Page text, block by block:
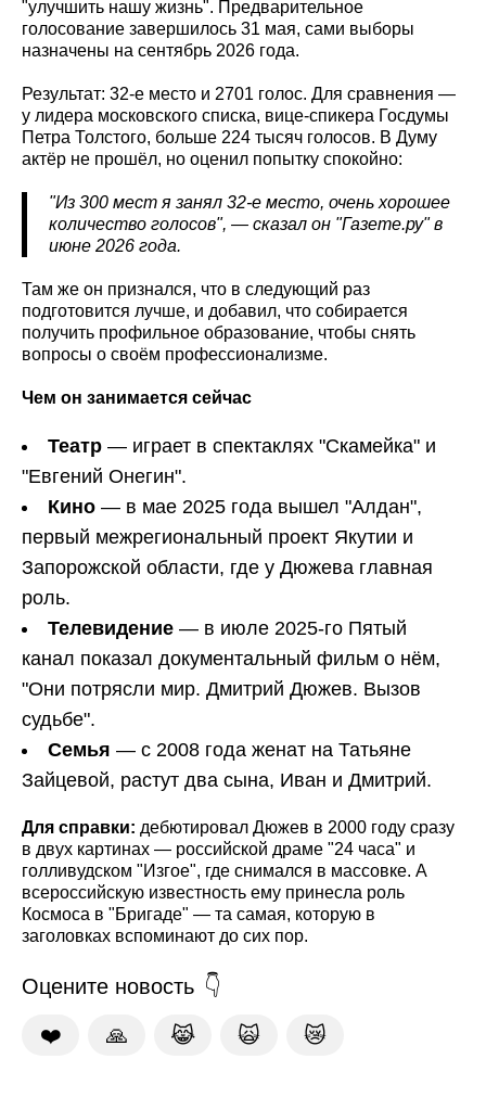
"улучшить нашу жизнь". Предварительное
голосование завершилось 31 мая, сами выборы
назначены на сентябрь 2026 года.
Результат: 32-е место и 2701 голос. Для сравнения —
у лидера московского списка, вице-спикера Госдумы
Петра Толстого, больше 224 тысяч голосов. В Думу
актёр не прошёл, но оценил попытку спокойно:
"Из 300 мест я занял 32-е место, очень хорошее
количество голосов", — сказал он "Газете.ру" в
июне 2026 года.
Там же он признался, что в следующий раз
подготовится лучше, и добавил, что собирается
получить профильное образование, чтобы снять
вопросы о своём профессионализме.
Чем он занимается сейчас
Театр — играет в спектаклях "Скамейка" и
"Евгений Онегин".
Кино — в мае 2025 года вышел "Алдан",
первый межрегиональный проект Якутии и
Запорожской области, где у Дюжева главная
роль.
Телевидение — в июле 2025-го Пятый
канал показал документальный фильм о нём,
"Они потрясли мир. Дмитрий Дюжев. Вызов
судьбе".
Семья — с 2008 года женат на Татьяне
Зайцевой, растут два сына, Иван и Дмитрий.
Для справки: дебютировал Дюжев в 2000 году сразу
в двух картинах — российской драме "24 часа" и
голливудском "Изгое", где снимался в массовке. А
всероссийскую известность ему принесла роль
Космоса в "Бригаде" — та самая, которую в
заголовках вспоминают до сих пор.
Оцените новость
❤️ 🙏 😹 🙀 😿